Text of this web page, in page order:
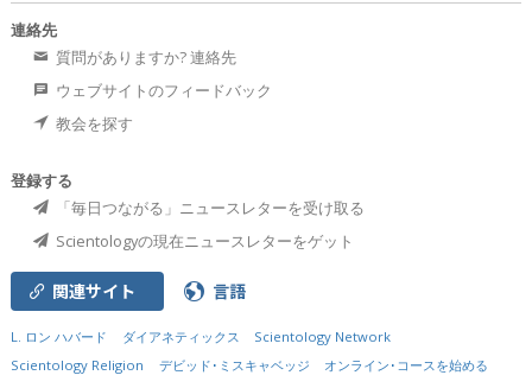
連絡先
質問がありますか? 連絡先
ウェブサイトのフィードバック
教会を探す
登録する
「毎日つながる」ニュースレターを受け取る
Scientologyの現在ニュースレターをゲット
関連サイト 言語
L. ロン ハバード ダイアネティックス
Scientology Network
Scientology Religion
デビッド･ミスキャベッジ
オンライン･コースを始める